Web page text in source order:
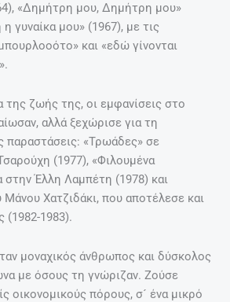
«Δημήτρη μου, Δημήτρη μου»
γυναίκα μου» (1967), με τις
και «εδώ γίνονται
της ζωής της, οι εμφανίσεις στο
αλλά ξεχώρισε για τη
παραστάσεις: «Τρωάδες» σε
(1977), «Φιλουμένα
στην Έλλη Λαμπέτη (1978) και
Χατζιδάκι, που αποτέλεσε και
(1982-1983).
μοναχικός άνθρωπος και δύσκολος
με όσους τη γνώριζαν. Ζούσε
οικονομικούς πόρους, σ´ ένα μικρό